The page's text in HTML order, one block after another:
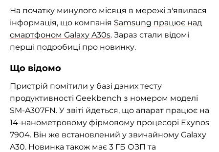
На початку минулого місяця в мережі з'явилася
інформація, що компанія Samsung працює над
смартфоном Galaxy A30s. Зараз стали відомі
перші подробиці про новинку.
Що відомо
Пристрій помітили у базі даних тесту
продуктивності Geekbench з номером моделі
SM-A307FN. У звіті йдеться, що апарат працює на
14-нанометровому фірмовому процесорі Exynos
7904. Він же встановлений у звичайному Galaxy
A30. Новинка також має 3 ГБ ОЗП та